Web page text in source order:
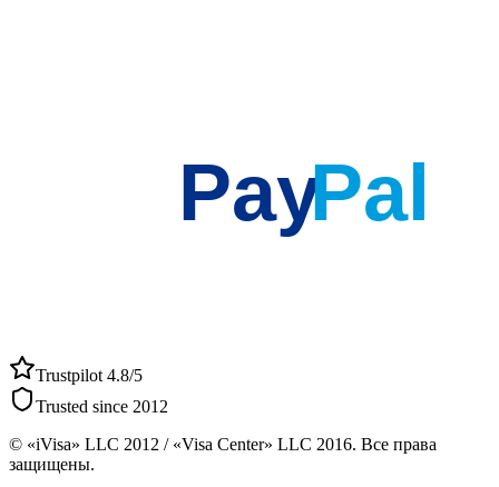
PayPal
Trustpilot 4.8/5
Trusted since 2012
© «iVisa» LLC 2012 / «Visa Center» LLC 2016. Все права
защищены.